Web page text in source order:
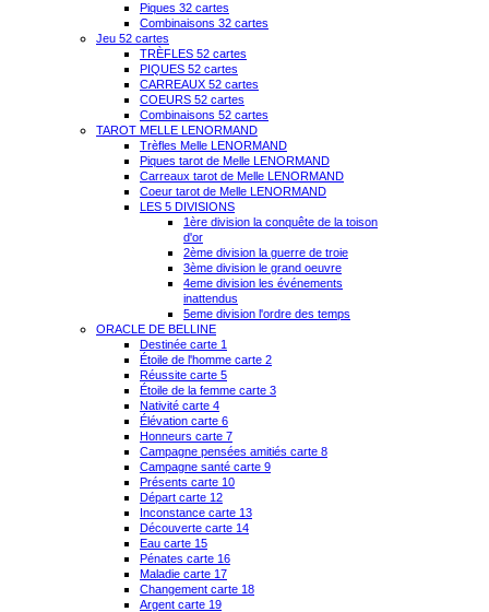
Piques 32 cartes
Combinaisons 32 cartes
Jeu 52 cartes
TRÈFLES 52 cartes
PIQUES 52 cartes
CARREAUX 52 cartes
COEURS 52 cartes
Combinaisons 52 cartes
TAROT MELLE LENORMAND
Trèfles Melle LENORMAND
Piques tarot de Melle LENORMAND
Carreaux tarot de Melle LENORMAND
Coeur tarot de Melle LENORMAND
LES 5 DIVISIONS
1ère division la conquête de la toison
d'or
2ème division la guerre de troie
3ème division le grand oeuvre
4eme division les événements
inattendus
5eme division l'ordre des temps
ORACLE DE BELLINE
Destinée carte 1
Étoile de l'homme carte 2
Réussite carte 5
Étoile de la femme carte 3
Nativité carte 4
Élévation carte 6
Honneurs carte 7
Campagne pensées amitiés carte 8
Campagne santé carte 9
Présents carte 10
Départ carte 12
Inconstance carte 13
Découverte carte 14
Eau carte 15
Pénates carte 16
Maladie carte 17
Changement carte 18
Argent carte 19